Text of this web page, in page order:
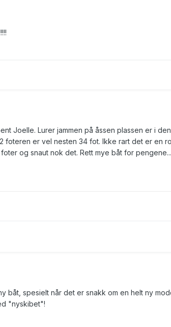
Joelle. Lurer jammen på åssen plassen er i
foteren er vel nesten 34 fot. Ikke rart det er en
og snaut nok det. Rett mye båt for pengene...
båt, spesielt når det er snakk om en helt ny
"nyskibet"!